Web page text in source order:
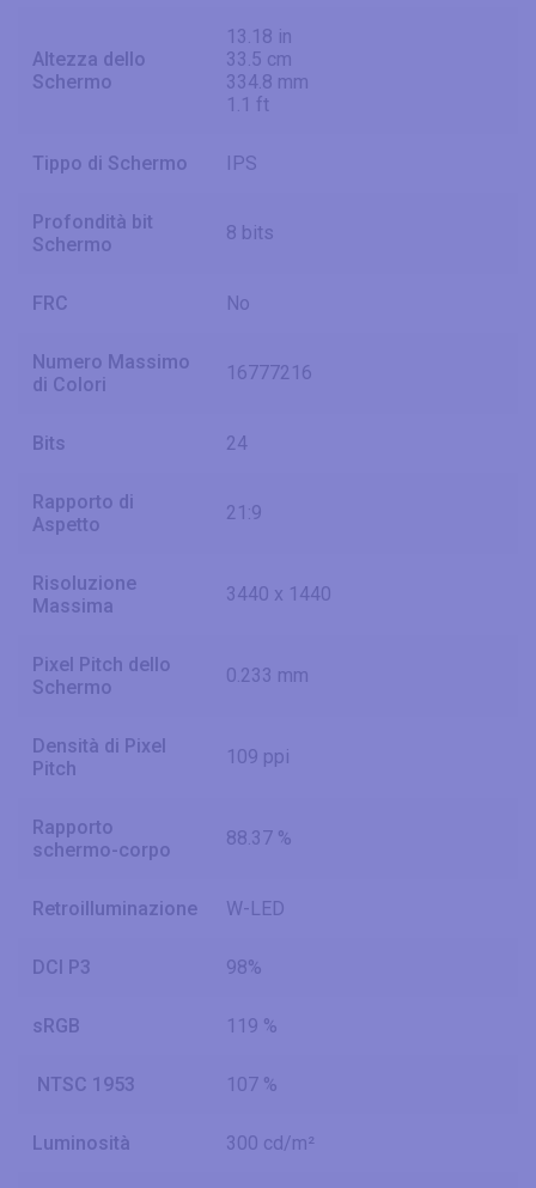
Altezza dello
Schermo
13.18 in
33.5 cm
334.8 mm
1.1 ft
Tippo di Schermo IPS
Profondità bit
Schermo
8 bits
FRC No
Numero Massimo
di Colori
16777216
Bits 24
Rapporto di
Aspetto
21:9
Risoluzione
Massima
3440 x 1440
Pixel Pitch dello
Schermo
0.233 mm
Densità di Pixel
Pitch
109 ppi
Rapporto
schermo-corpo
88.37 %
Retroilluminazione W-LED
DCI P3 98%
sRGB 119 %
NTSC 1953 107 %
Luminosità 300 cd/m²